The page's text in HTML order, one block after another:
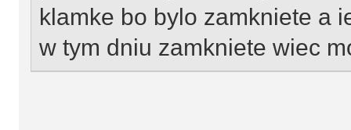
klamke bo bylo zamkniete a
w tym dniu zamkniete wiec